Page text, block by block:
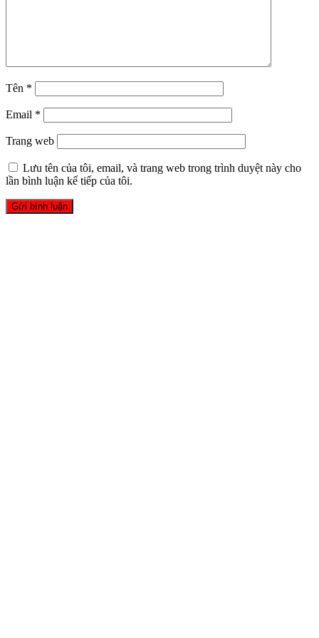
Tên *
Email *
Trang web
Lưu tên của tôi, email, và trang web trong trình duyệt này cho
lần bình luận kế tiếp của tôi.